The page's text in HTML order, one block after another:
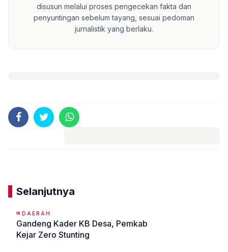
disusun melalui proses pengecekan fakta dan
penyuntingan sebelum tayang, sesuai pedoman
jurnalistik yang berlaku.
Selanjutnya
DAERAH
Gandeng Kader KB Desa, Pemkab
Kejar Zero Stunting